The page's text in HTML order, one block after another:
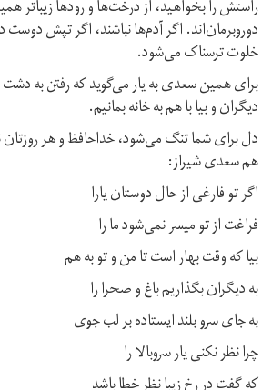
راستش را بخواهید، از درخت‌ها و رودها زیباتر
دور‌و‌برمان‌اند. اگر آدم‌ها نباشند، اگر تپش
خلوت ترسناک می‌شود.
برای همین سعدی به یار می‌گوید که رفتن به دشت
دیگران و بیا با هم به خانه بمانیم.
دل برای شما تنگ می‌شود، خداحافظ و هر روزتان
هم سعدی شیراز:
اگر تو فارغی از حال دوستان یارا
فراغت از تو میسر نمی‌شود ما را
بیا که وقت بهار است تا من و تو به هم
به دیگران بگذاریم باغ و صحرا را
به جای سرو بلند ایستاده بر لب جوی
چرا نظر نکنی یار سرو‌بالا را